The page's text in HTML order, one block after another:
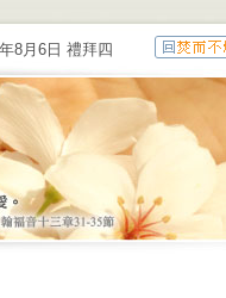
8月6日 禮拜四